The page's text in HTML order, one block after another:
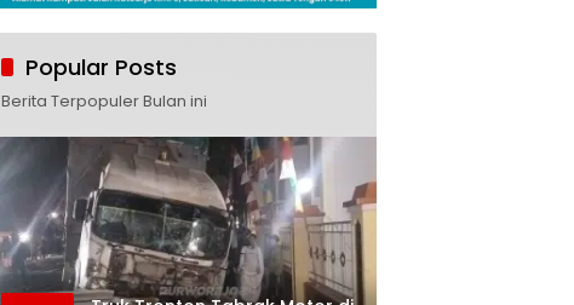
Popular Posts
Berita Terpopuler Bulan ini